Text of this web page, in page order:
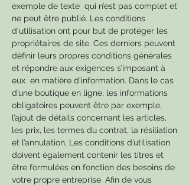
exemple de texte qui n’est pas complet et
ne peut être publié. Les conditions
d'utilisation ont pour but de protéger les
propriétaires de site. Ces derniers peuvent
définir leurs propres conditions générales
et répondre aux exigences s’imposant à
eux en matière d’information. Dans le cas
d’une boutique en ligne, les informations
obligatoires peuvent être par exemple,
l’ajout de détails concernant les articles,
les prix, les termes du contrat, la résiliation
et l’annulation, Les conditions d’utilisation
doivent également contenir les titres et
être formulées en fonction des besoins de
votre propre entreprise. Afin de vous